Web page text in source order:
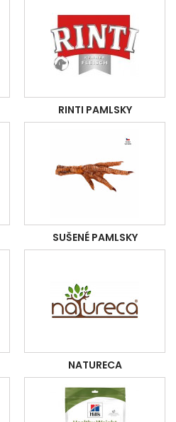
RINTI PAMLSKY
SUŠENÉ PAMLSKY
NATURECA